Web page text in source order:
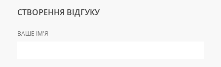
СТВОРЕННЯ ВІДГУКУ
ВАШЕ ІМ'Я